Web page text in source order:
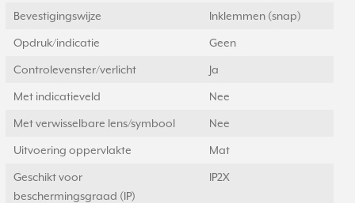
Bevestigingswijze Inklemmen (snap)
Opdruk/indicatie Geen
Controlevenster/verlicht Ja
Met indicatieveld Nee
Met verwisselbare lens/symbool Nee
Uitvoering oppervlakte Mat
Geschikt voor
beschermingsgraad (IP)
IP2X